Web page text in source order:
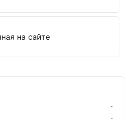
на сайте